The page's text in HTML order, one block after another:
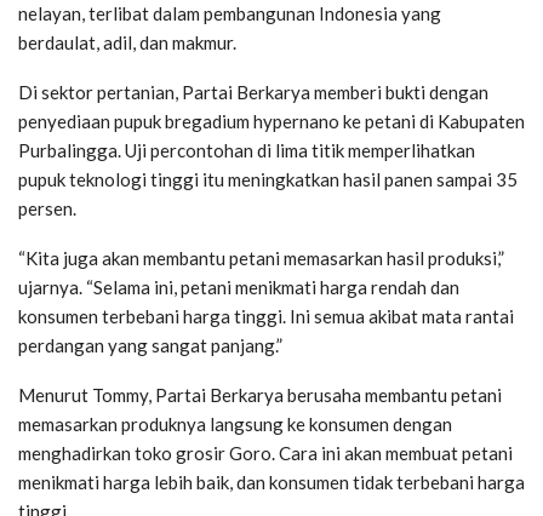
nelayan, terlibat dalam pembangunan Indonesia yang
berdaulat, adil, dan makmur.
Di sektor pertanian, Partai Berkarya memberi bukti dengan
penyediaan pupuk bregadium hypernano ke petani di Kabupaten
Purbalingga. Uji percontohan di lima titik memperlihatkan
pupuk teknologi tinggi itu meningkatkan hasil panen sampai 35
persen.
“Kita juga akan membantu petani memasarkan hasil produksi,”
ujarnya. “Selama ini, petani menikmati harga rendah dan
konsumen terbebani harga tinggi. Ini semua akibat mata rantai
perdangan yang sangat panjang.”
Menurut Tommy, Partai Berkarya berusaha membantu petani
memasarkan produknya langsung ke konsumen dengan
menghadirkan toko grosir Goro. Cara ini akan membuat petani
menikmati harga lebih baik, dan konsumen tidak terbebani harga
tinggi.